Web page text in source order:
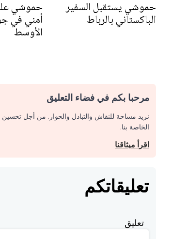
حموشي يستقبل السفير
الباكستاني بالرباط
حموشي
أمني في
الأوسط
مرحبا بكم في فضاء التعليق
نريد مساحة للنقاش والتبادل والحوار. من أجل تحسين
الخاصة بنا.
اقرأ ميثاقنا
تعليقاتكم
تعليق